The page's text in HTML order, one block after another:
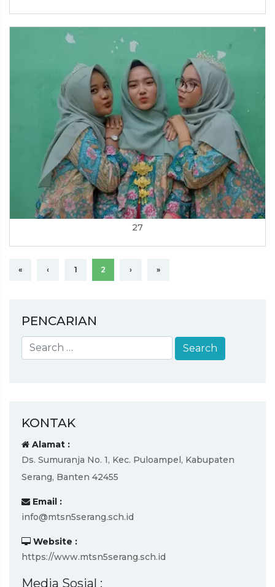
27
« ‹ 1 2 › »
PENCARIAN
KONTAK
Alamat :
Ds. Sumuranja No. 1, Kec. Puloampel, Kabupaten
Serang, Banten 42455
Email :
info@mtsn5serang.sch.id
Website :
https://www.mtsn5serang.sch.id
Media Sosial :